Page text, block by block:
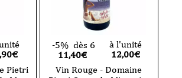
€
Pietri
-5% dès 6
11,40€
à l'unité
12,00€
Vin Rouge - Domaine